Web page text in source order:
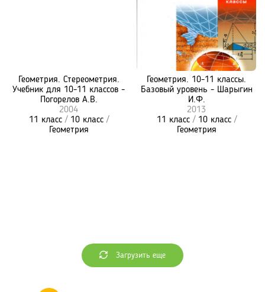
Геометрия. Стереометрия.
Учебник для 10-11 классов -
Погорелов А.В.
2004
11 класс/ 10 класс/
Геометрия
Геометрия. 10-11 классы.
Базовый уровень - Шарыгин
И.Ф.
2013
11 класс/ 10 класс/
Геометрия
Загрузить еще